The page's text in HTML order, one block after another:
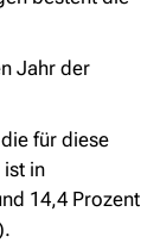
Jahr der
für diese
ist in
14,4 Prozent